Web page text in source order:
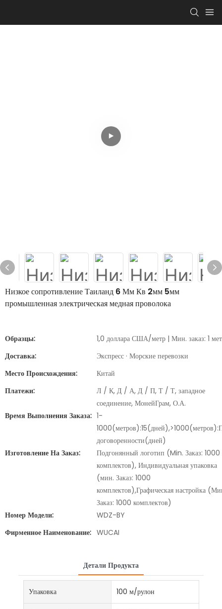
Низкое сопротивление Таиланд 6 Мм Кв 2мм 5мм
промышленная электрическая медная проволока
Образцы:
1,0 доллара США/метр | Мин. заказ: 1
Доставка:
Экспресс · Морские перевозки
Место Происхождения:
Китай
Платежи:
Л / К, Д / А, Д / П, Т / Т, западное
соединение, МонейГрам, О.А.
Время Выполнения Заказа: 1-
договоренности(дней)
Изготовление На Заказ:
Подгонянный логотип (Min. Заказ: 1000
комплектов), Индивидуальная упаковка
(мин. Заказ: 1000
комплектов),Графическая настройка
Заказ: 1000 комплектов)
Номер Модели:
WDZ-BY
Фирменное Наименование: WUCAI
Детали Продукта
Упаковка 100 м/рулон